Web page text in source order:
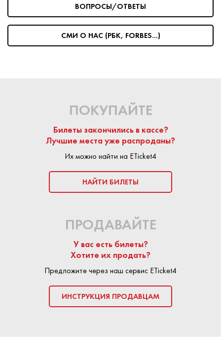
На сайте Eticket4 частные продавцы и билетные агенства
размещают предложения по продаже билетов.Любая
сделка является безопасной:площадка Eticket4
выступает гарантом подлинности билета. Средства
ВОПРОСЫ/ОТВЕТЫ
СМИ О НАС (РБК, FORBES...)
ПОКУПАЙТЕ
Билеты закончились в кассе?
Лучшие места уже распроданы?
Их можно найти на ETicket4
НАЙТИ БИЛЕТЫ
ПРОДАВАЙТЕ
У вас есть билеты?
Хотите их продать?
Предложите через наш сервис ETicket4
ИНСТРУКЦИЯ ПРОДАВЦАМ